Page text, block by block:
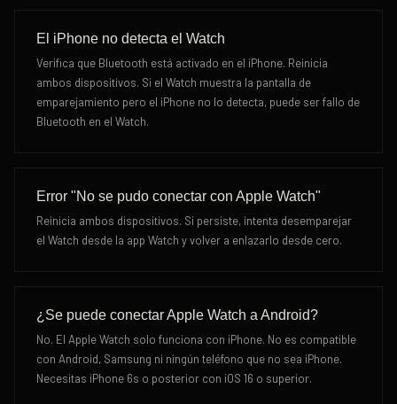
El iPhone no detecta el Watch
Verifica que Bluetooth está activado en el iPhone. Reinicia
ambos dispositivos. Si el Watch muestra la pantalla de
emparejamiento pero el iPhone no lo detecta, puede ser fallo de
Bluetooth en el Watch.
Error "No se pudo conectar con Apple Watch"
Reinicia ambos dispositivos. Si persiste, intenta desemparejar
el Watch desde la app Watch y volver a enlazarlo desde cero.
¿Se puede conectar Apple Watch a Android?
No. El Apple Watch solo funciona con iPhone. No es compatible
con Android, Samsung ni ningún teléfono que no sea iPhone.
Necesitas iPhone 6s o posterior con iOS 16 o superior.